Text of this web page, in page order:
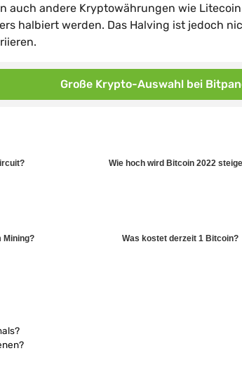
auch andere Kryptowährungen wie
halbiert werden. Das Halving ist jedoch
Große Krypto-Auswahl bei
Wie hoch wird Bitcoin 2022
Mining? Was kostet derzeit 1 Bitcoin?